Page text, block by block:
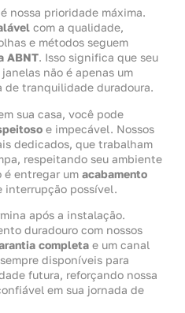
é nossa prioridade máxima.
com a qualidade,
e métodos seguem
ABNT. Isso significa que seu
não é apenas um
de tranquilidade duradoura.
sua casa, você pode
e impecável. Nossos
dedicados, que trabalham
respeitando seu ambiente
é entregar um acabamento
interrupção possível.
após a instalação.
duradouro com nossos
completa e um canal
disponíveis para
futura, reforçando nossa
em sua jornada de